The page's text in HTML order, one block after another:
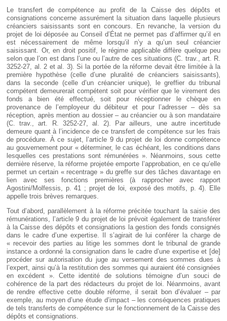
Le transfert de compétence au profit de la Caisse des dépôts et
consignations concerne assurément la situation dans laquelle plusieurs
créanciers saisissants sont en concours. En revanche, la version du
projet de loi déposée au Conseil d’État ne permet pas d’affirmer qu’il en
est nécessairement de même lorsqu’il n’y a qu’un seul créancier
saisissant. Or, en droit positif, le régime applicable diffère quelque peu
selon que l’on est dans l’une ou l’autre de ces situations (C. trav., art. R.
3252-27, al. 2 et al. 3). Si la portée de la réforme devait être limitée à la
première hypothèse (celle d’une pluralité de créanciers saisissants),
dans la seconde (celle d’un créancier unique), le greffier du tribunal
compétent demeurerait compétent soit pour vérifier que le virement des
fonds a bien été effectué, soit pour réceptionner le chèque en
provenance de l’employeur du débiteur et pour l’adresser – dès sa
réception, après mention au dossier – au créancier ou à son mandataire
(C. trav., art. R. 3252-27, al. 2). Par ailleurs, une autre incertitude
demeure quant à l’incidence de ce transfert de compétence sur les frais
de procédure. À ce sujet, l’article 9 du projet de loi donne compétence
au gouvernement pour « déterminer, le cas échéant, les conditions dans
lesquelles ces prestations sont rémunérées ». Néanmoins, sous cette
dernière réserve, la réforme projetée emporte l’approbation, en ce qu’elle
permet un certain « recentrage » du greffe sur des tâches davantage en
lien avec ses fonctions premières (à rapprocher avec rapport
Agostini/Molfessis, p. 41 ; projet de loi, exposé des motifs, p. 4). Elle
appelle trois brèves remarques.
Tout d’abord, parallèlement à la réforme précitée touchant la saisie des
rémunérations, l’article 9 du projet de loi prévoit également de transférer
à la Caisse des dépôts et consignations la gestion des fonds consignés
dans le cadre d’une expertise. Il s’agirait de lui conférer la charge de
« recevoir des parties au litige les sommes dont le tribunal de grande
instance a ordonné la consignation dans le cadre d’une expertise et [de]
procéder sur autorisation du juge au versement des sommes dues à
l’expert, ainsi qu’à la restitution des sommes qui auraient été consignées
en excédent ». Cette identité de solutions témoigne d’un souci de
cohérence de la part des rédacteurs du projet de loi. Néanmoins, avant
de rendre effective cette double réforme, il serait bon d’évaluer – par
exemple, au moyen d’une étude d’impact – les conséquences pratiques
de tels transferts de compétence sur le fonctionnement de la Caisse des
dépôts et consignations.